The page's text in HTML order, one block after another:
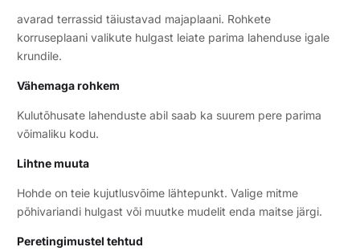
avarad terrassid täiustavad majaplaani. Rohkete
korruseplaani valikute hulgast leiate parima lahenduse igale
krundile.
Vähemaga rohkem
Kulutõhusate lahenduste abil saab ka suurem pere parima
võimaliku kodu.
Lihtne muuta
Hohde on teie kujutlusvõime lähtepunkt. Valige mitme
põhivariandi hulgast või muutke mudelit enda maitse järgi.
Peretingimustel tehtud